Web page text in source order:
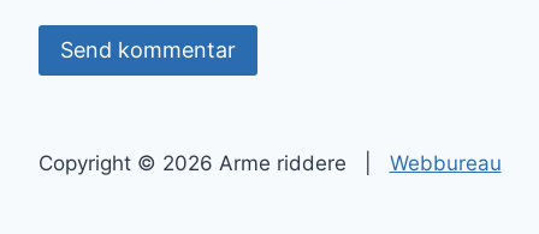
Copyright © 2026 Arme riddere | Webbureau